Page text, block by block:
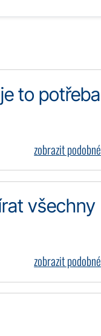
to potřeba
zobrazit podobné
všechny
zobrazit podobné